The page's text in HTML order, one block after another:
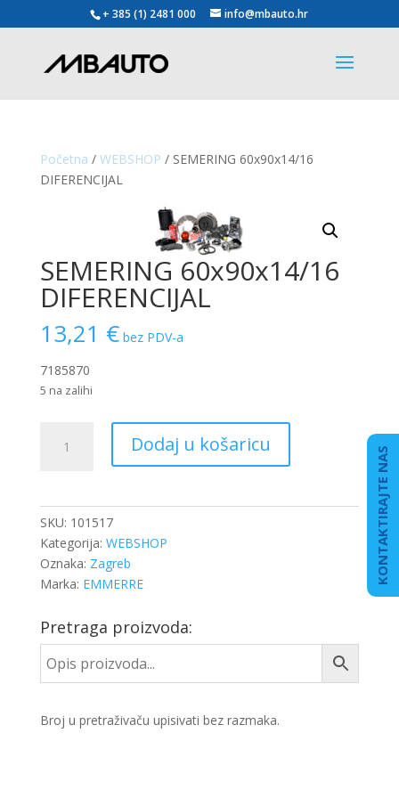
+ 385 (1) 2481 000 info@mbauto.hr
Početna / WEBSHOP / SEMERING 60x90x14/16
DIFERENCIJAL
SEMERING 60x90x14/16
DIFERENCIJAL
13,21 € bez PDV-a
7185870
5 na zalihi
60x90x14/16
DIFERENCIJAL
Dodaj u košaricu
SKU: 101517
Kategorija: WEBSHOP
Oznaka: Zagreb
Marka: EMMERRE
Pretraga proizvoda:
Broj u pretraživaču upisivati bez razmaka.
KONTAKTIRAJTE NAS